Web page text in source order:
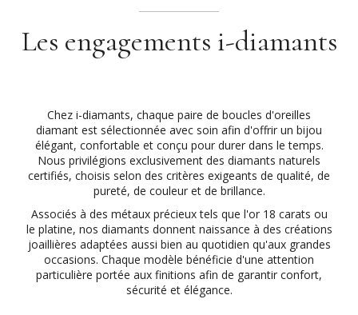
Les engagements i-diamants
Chez i-diamants, chaque paire de boucles d'oreilles
diamant est sélectionnée avec soin afin d'offrir un bijou
élégant, confortable et conçu pour durer dans le temps.
Nous privilégions exclusivement des diamants naturels
certifiés, choisis selon des critères exigeants de qualité, de
pureté, de couleur et de brillance.
Associés à des métaux précieux tels que l'or 18 carats ou
le platine, nos diamants donnent naissance à des créations
joaillières adaptées aussi bien au quotidien qu'aux grandes
occasions. Chaque modèle bénéficie d'une attention
particulière portée aux finitions afin de garantir confort,
sécurité et élégance.